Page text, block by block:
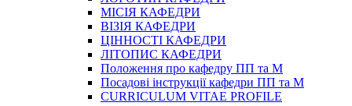
МІСІЯ КАФЕДРИ
ВІЗІЯ КАФЕДРИ
ЦІННОСТІ КАФЕДРИ
ЛІТОПИС КАФЕДРИ
Положення про кафедру ПП та М
Посадові інструкції кафедри ПП та М
CURRICULUM VITAE PROFILE